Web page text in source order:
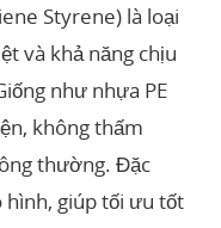
Styrene) là loại
và khả năng chịu
như nhựa PE
không thấm
thường. Đặc
hình, giúp tối ưu tốt